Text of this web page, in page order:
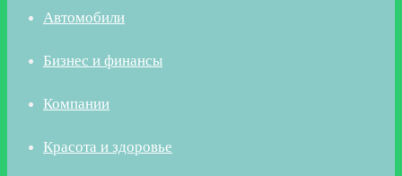
Автомобили
Бизнес и финансы
Компании
Красота и здоровье